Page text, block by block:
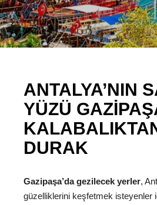
ANTALYA’NIN
YÜZÜ
DURAK
Gazipaşa’da gezilecek yerler,
güzelliklerini keşfetmek isteyenler